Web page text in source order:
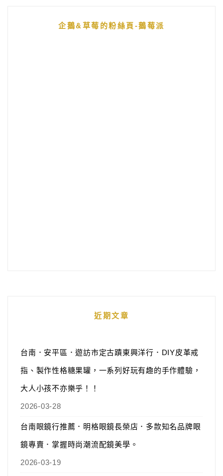
企鵝&草莓的粉絲頁-鵝莓派
近期文章
台南．安平區．遊訪市定古蹟東興洋行．DIY皮革戒
指、製作性格糖果罐，一系列好玩有趣的手作體驗，
大人小孩不亦樂乎！！
2026-03-28
台南眼鏡行推薦．明格眼鏡長榮店．多款知名品牌眼
鏡專賣．掌握時尚潮流配鏡美學。
2026-03-19